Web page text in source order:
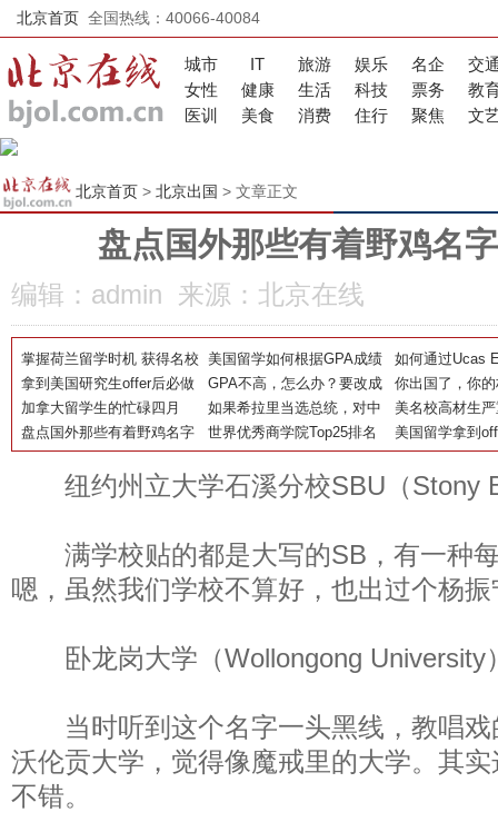
北京首页 全国热线：40066-40084
城市 IT 旅游 娱乐 名企
交
女性
健康 生活 科技 票务
教
医训
美食 消费 住行 聚焦 文
北京首页> 北京出国 > 文章正文
盘点国外那些有着野鸡名
编辑：admin 来源：北京在线
掌握荷兰留学时机 获得名校
录取
美国留学如何根据GPA成绩
择校?
如何通过Ucas
国大学全解析
拿到美国研究生offer后必做
的五件事~~
GPA不高，怎么办？要改成
绩吗？
你出国了，你
办？
加拿大留学生的忙碌四月
如果希拉里当选总统，对中
国留学生有怎样影响？
美名校高材生
品，校园毒品
盘点国外那些有着野鸡名字
的王牌大学
世界优秀商学院Top25排名
美国留学拿到
费怎么交
纽约州立大学石溪分校SBU（Stony
满学校贴的都是大写的SB，有一种
嗯，虽然我们学校不算好，也出过个杨
卧龙岗大学（Wollongong University
当时听到这个名字一头黑线，教唱戏
沃伦贡大学，觉得像魔戒里的大学。其
不错。